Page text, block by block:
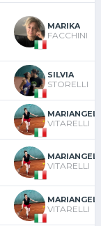
MARIKA
FACCHINI
SILVIA
STORELLI
VITARELLI
VITARELLI
VITARELLI